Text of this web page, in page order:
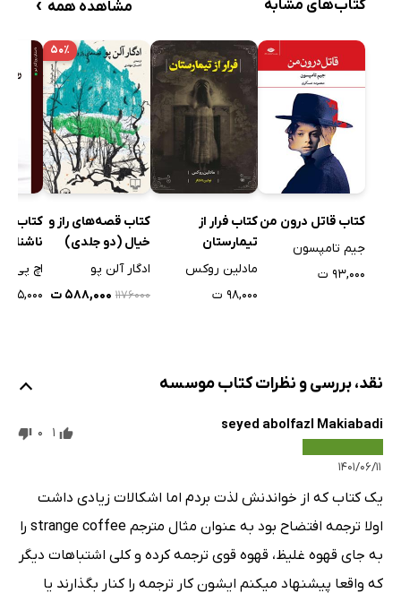
کتاب‌های مشابه مشاهده همه ›
کتاب قاتل درون من
جیم تامپسون
۹۳,۰۰۰ ت
کتاب فرار از
تیمارستان
مادلین روکس
۹۸,۰۰۰ ت
۵۰٪
کتاب قصه‌های راز و
خیال (دو جلدی)
ادگار آلن پو
۱۱۷۶۰۰۰ ۵۸۸,۰۰۰ ت
کتاب
اچ پی
۲۵,۰۰۰ ت
نقد، بررسی و نظرات کتاب موسسه
seyed abolfazl Makiabadi
۱۴۰۱/۰۶/۱۱
1
0
یک کتاب که از خواندنش لذت بردم اما اشکالات زیادی داشت
اولا ترجمه افتضاح بود به عنوان مثال مترجم strange coffee را
به جای قهوه غلیظ، قهوه قوی ترجمه کرده و کلی اشتباهات دیگر
که واقعا پیشنهاد میکنم ایشون کار ترجمه را کنار بگذارند یا